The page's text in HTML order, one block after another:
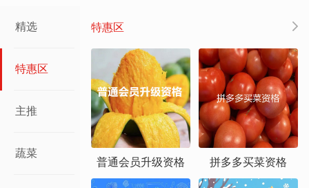
精选
特惠区
特惠区
普通会员升级资格 拼多多买菜资格
主推
蔬菜